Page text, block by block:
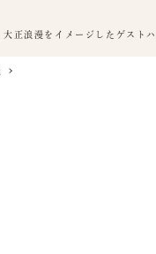
正浪漫をイメージしたゲスト